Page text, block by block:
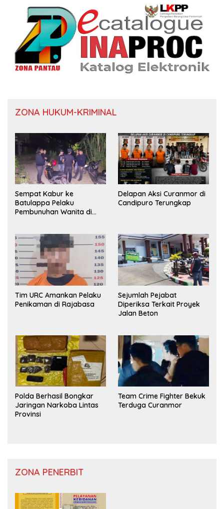
ZONA HUKUM-KRIMINAL
Sempat Kabur ke
Batulappa Pelaku
Pembunuhan Wanita di
Delapan Aksi Curanmor di
Candipuro Terungkap
Tim URC Amankan Pelaku
Penikaman di Rajabasa
Sejumlah Pejabat
Diperiksa Terkait Proyek
Jalan Beton
Polda Berhasil Bongkar
Jaringan Narkoba Lintas
Provinsi
Team Crime Fighter Bekuk
Terduga Curanmor
ZONA PENERBIT